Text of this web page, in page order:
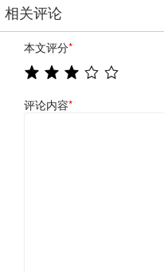
相关评论
本文评分*
评论内容*